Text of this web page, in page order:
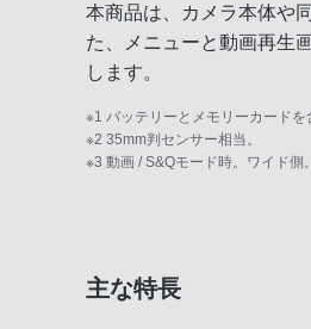
本商品は、カメラ本体や
た、メニューと動画再生
します。
※1 バッテリーとメモリーカードを
※2 35mm判センサー相当。
※3 動画 / S&Qモード時。ワイド側
主な特長